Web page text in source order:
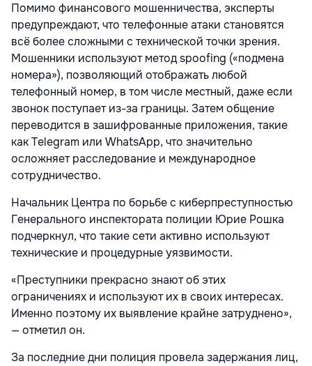
Помимо финансового мошенничества, эксперты
предупреждают, что телефонные атаки становятся
всё более сложными с технической точки зрения.
Мошенники используют метод spoofing («подмена
номера»), позволяющий отображать любой
телефонный номер, в том числе местный, даже если
звонок поступает из-за границы. Затем общение
переводится в зашифрованные приложения, такие
как Telegram или WhatsApp, что значительно
осложняет расследование и международное
сотрудничество.
Начальник Центра по борьбе с киберпреступностью
Генерального инспектората полиции Юрие Рошка
подчеркнул, что такие сети активно используют
технические и процедурные уязвимости.
«Преступники прекрасно знают об этих
ограничениях и используют их в своих интересах.
Именно поэтому их выявление крайне затруднено»,
— отметил он.
За последние дни полиция провела задержания лиц,